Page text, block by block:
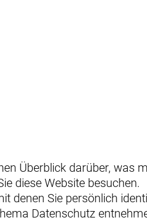
Überblick darüber, was
diese Website besuchen.
denen Sie persönlich
Datenschutz